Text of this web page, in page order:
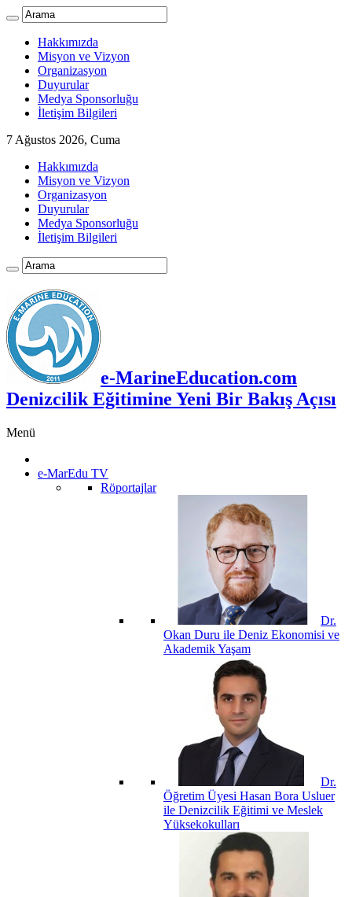
Hakkımızda
Misyon ve Vizyon
Organizasyon
Duyurular
Medya Sponsorluğu
İletişim Bilgileri
7 Ağustos 2026, Cuma
Hakkımızda
Misyon ve Vizyon
Organizasyon
Duyurular
Medya Sponsorluğu
İletişim Bilgileri
e-MarineEducation.com
Denizcilik Eğitimine Yeni Bir Bakış Açısı
Menü
e-MarEdu TV
Röportajlar
Dr.
Okan Duru ile Deniz Ekonomisi ve
Akademik Yaşam
Dr.
Öğretim Üyesi Hasan Bora Usluer
ile Denizcilik Eğitimi ve Meslek
Yüksekokulları